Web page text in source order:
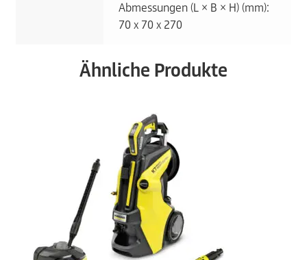
Abmessungen (L × B × H) (mm):
70 x 70 x 270
Ähnliche Produkte